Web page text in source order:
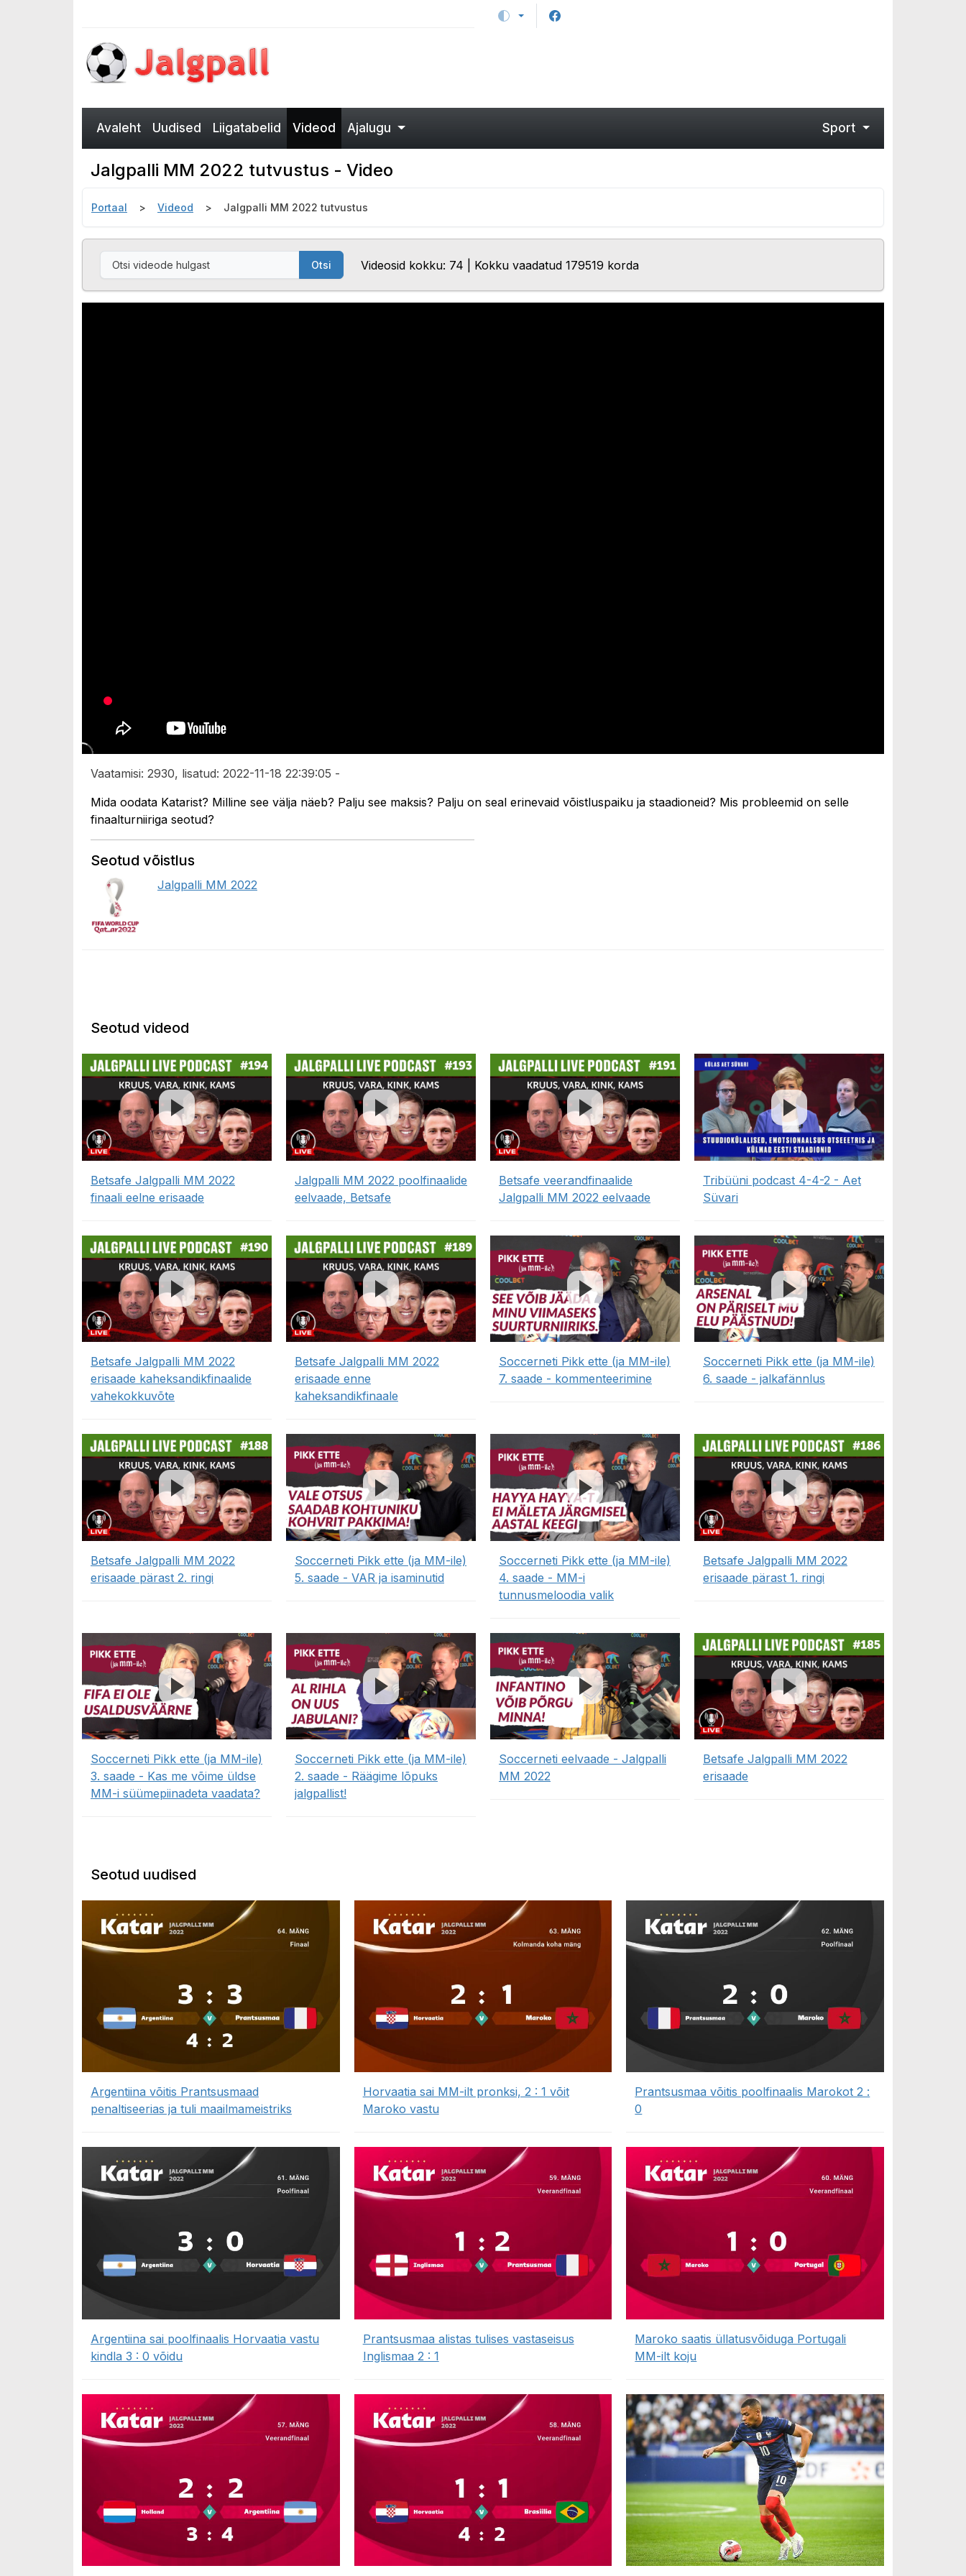
Avaleht Uudised Liigatabelid Videod Ajalugu Sport
Jalgpalli MM 2022 tutvustus - Video
Portaal Videod Jalgpalli MM 2022 tutvustus
Otsi Videosid kokku: 74 | Kokku vaadatud 179519 korda
Vaatamisi: 2930, lisatud: 2022-11-18 22:39:05 -
Mida oodata Katarist? Milline see välja näeb? Palju see maksis? Palju on seal erinevaid võistluspaiku ja staadioneid? Mis probleemid on selle
finaalturniiriga seotud?
Seotud võistlus
Jalgpalli MM 2022
Seotud videod
Betsafe Jalgpalli MM 2022
finaali eelne erisaade
Jalgpalli MM 2022 poolfinaalide
eelvaade, Betsafe
Betsafe veerandfinaalide
Jalgpalli MM 2022 eelvaade
Tribüüni podcast 4-4-2 - Aet
Süvari
Betsafe Jalgpalli MM 2022
erisaade kaheksandikfinaalide
vahekokkuvõte
Betsafe Jalgpalli MM 2022
erisaade enne
kaheksandikfinaale
Soccerneti Pikk ette (ja MM-ile)
7. saade - kommenteerimine
Soccerneti Pikk ette (ja MM-ile)
6. saade - jalkafännlus
Betsafe Jalgpalli MM 2022
erisaade pärast 2. ringi
Soccerneti Pikk ette (ja MM-ile)
5. saade - VAR ja isaminutid
Soccerneti Pikk ette (ja MM-ile)
4. saade - MM-i
tunnusmeloodia valik
Betsafe Jalgpalli MM 2022
erisaade pärast 1. ringi
Soccerneti Pikk ette (ja MM-ile)
3. saade - Kas me võime üldse
MM-i süümepiinadeta vaadata?
Soccerneti Pikk ette (ja MM-ile)
2. saade - Räägime lõpuks
jalgpallist!
Soccerneti eelvaade - Jalgpalli
MM 2022
Betsafe Jalgpalli MM 2022
erisaade
Seotud uudised
Argentiina võitis Prantsusmaad
penaltiseerias ja tuli maailmameistriks
Horvaatia sai MM-ilt pronksi, 2 : 1 võit
Maroko vastu
Prantsusmaa võitis poolfinaalis Marokot 2 :
0
Argentiina sai poolfinaalis Horvaatia vastu
kindla 3 : 0 võidu
Prantsusmaa alistas tulises vastaseisus
Inglismaa 2 : 1
Maroko saatis üllatusvõiduga Portugali
MM-ilt koju